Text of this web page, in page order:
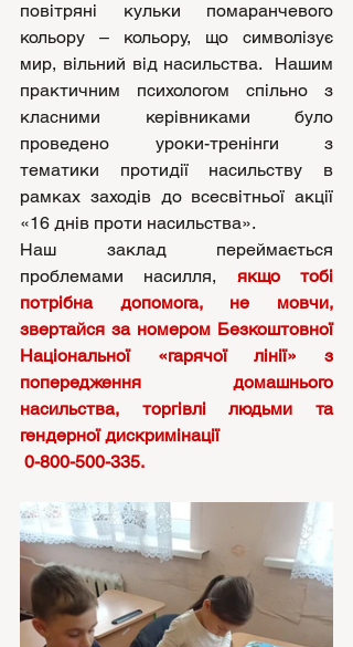
повітряні кульки помаранчевого
кольору – кольору, що символізує
мир, вільний від насильства.  Нашим
практичним психологом спільно з
класними керівниками було
проведено уроки-тренінги з
тематики протидії насильству в
рамках заходів до всесвітньої акції
«16 днів проти насильства».
Наш заклад переймається
проблемами насилля, якщо тобі
потрібна допомога, не мовчи,
звертайся за номером Безкоштовної
Національної «гарячої лінії» з
попередження домашнього
насильства, торгівлі людьми та
гендерної дискримінації
0-800-500-335.